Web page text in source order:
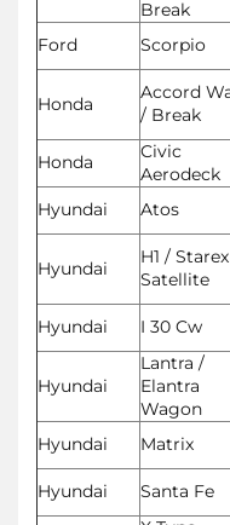
Break
Ford
Scorpio
Honda
Accord
/ Break
Honda
Civic
Aerodeck
Hyundai
Atos
Hyundai
H1 /
Satellite
Hyundai
I 30 Cw
Hyundai
Lantra /
Elantra
Wagon
Hyundai
Matrix
Hyundai
Santa Fe